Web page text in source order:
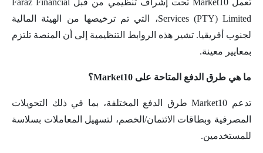
تعمل Market10 تحت إشراف تنظيمي من قبل Faraz Financial
Services (PTY) Limited، التي تم ترخيصها من الهيئة المالية
لجنوب أفريقيا. تشير هذه الروابط التنظيمية إلى أن المنصة تلتزم
بمعايير معينة.
ما هي طرق الدفع المتاحة على Market10؟
تدعم Market10 طرق الدفع المختلفة، بما في ذلك التحويلات
المصرفية وبطاقات الائتمان/الخصم، لتسهيل المعاملات بسلاسة
للمستخدمين.